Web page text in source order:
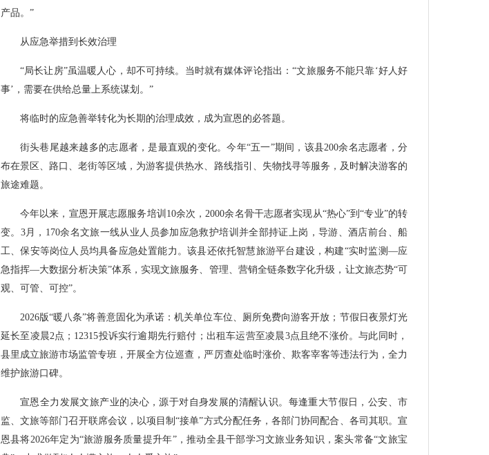
产品。”
从应急举措到长效治理
“局长让房”虽温暖人心，却不可持续。当时就有媒体评论指出：“文旅服务不能只靠‘好人好
事’，需要在供给总量上系统谋划。”
将临时的应急善举转化为长期的治理成效，成为宣恩的必答题。
街头巷尾越来越多的志愿者，是最直观的变化。今年“五一”期间，该县200余名志愿者，分
布在景区、路口、老街等区域，为游客提供热水、路线指引、失物找寻等服务，及时解决游客的
旅途难题。
今年以来，宣恩开展志愿服务培训10余次，2000余名骨干志愿者实现从“热心”到“专业”的转
变。3月，170余名文旅一线从业人员参加应急救护培训并全部持证上岗，导游、酒店前台、船
工、保安等岗位人员均具备应急处置能力。该县还依托智慧旅游平台建设，构建“实时监测—应
急指挥—大数据分析决策”体系，实现文旅服务、管理、营销全链条数字化升级，让文旅态势“可
观、可管、可控”。
2026版“暖八条”将善意固化为承诺：机关单位车位、厕所免费向游客开放；节假日夜景灯光
延长至凌晨2点；12315投诉实行逾期先行赔付；出租车运营至凌晨3点且绝不涨价。与此同时，
县里成立旅游市场监管专班，开展全方位巡查，严厉查处临时涨价、欺客宰客等违法行为，全力
维护旅游口碑。
宣恩全力发展文旅产业的决心，源于对自身发展的清醒认识。每逢重大节假日，公安、市
监、文旅等部门召开联席会议，以项目制“接单”方式分配任务，各部门协同配合、各司其职。宣
恩县将2026年定为“旅游服务质量提升年”，推动全县干部学习文旅业务知识，案头常备“文旅宝